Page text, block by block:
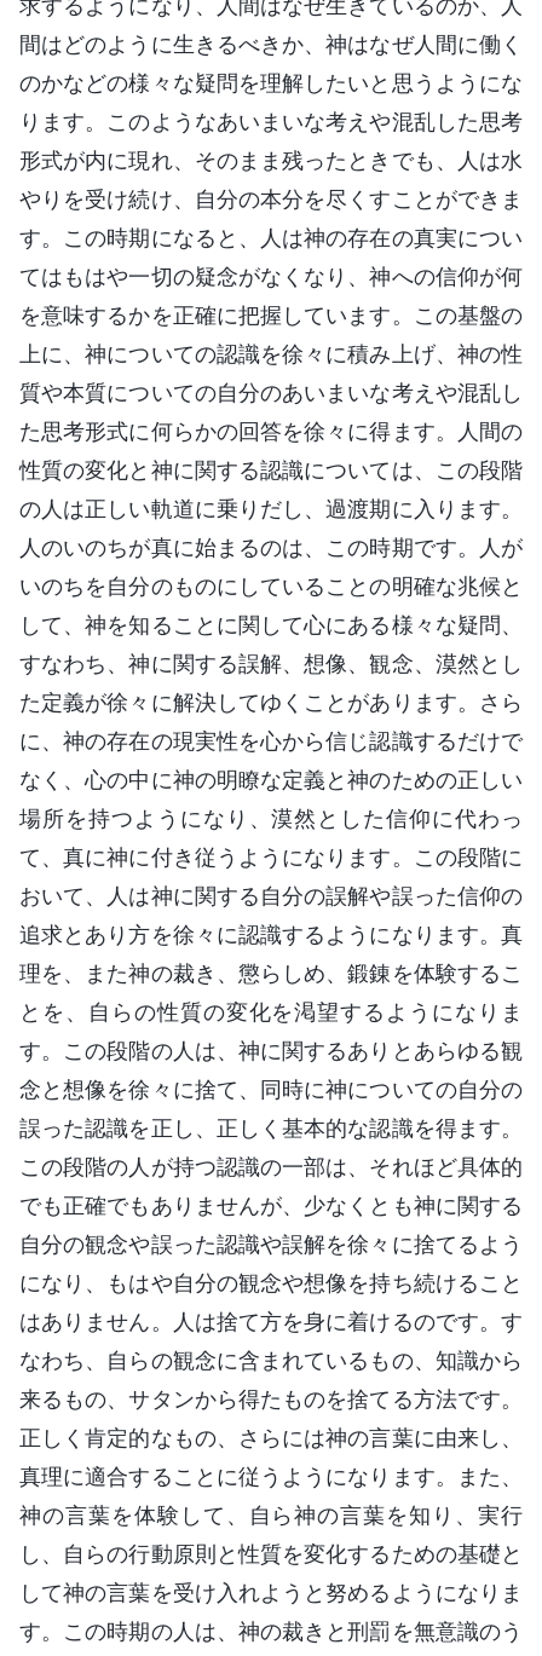
求するようになり、人間はなぜ生きているのか、人
間はどのように生きるべきか、神はなぜ人間に働く
のかなどの様々な疑問を理解したいと思うようにな
ります。このようなあいまいな考えや混乱した思考
形式が内に現れ、そのまま残ったときでも、人は水
やりを受け続け、自分の本分を尽くすことができま
す。この時期になると、人は神の存在の真実につい
てはもはや一切の疑念がなくなり、神への信仰が何
を意味するかを正確に把握しています。この基盤の
上に、神についての認識を徐々に積み上げ、神の性
質や本質についての自分のあいまいな考えや混乱し
た思考形式に何らかの回答を徐々に得ます。人間の
性質の変化と神に関する認識については、この段階
の人は正しい軌道に乗りだし、過渡期に入ります。
人のいのちが真に始まるのは、この時期です。人が
いのちを自分のものにしていることの明確な兆候と
して、神を知ることに関して心にある様々な疑問、
すなわち、神に関する誤解、想像、観念、漠然とし
た定義が徐々に解決してゆくことがあります。さら
に、神の存在の現実性を心から信じ認識するだけで
なく、心の中に神の明瞭な定義と神のための正しい
場所を持つようになり、漠然とした信仰に代わっ
て、真に神に付き従うようになります。この段階に
おいて、人は神に関する自分の誤解や誤った信仰の
追求とあり方を徐々に認識するようになります。真
理を、また神の裁き、懲らしめ、鍛錬を体験するこ
とを、自らの性質の変化を渇望するようになりま
す。この段階の人は、神に関するありとあらゆる観
念と想像を徐々に捨て、同時に神についての自分の
誤った認識を正し、正しく基本的な認識を得ます。
この段階の人が持つ認識の一部は、それほど具体的
でも正確でもありませんが、少なくとも神に関する
自分の観念や誤った認識や誤解を徐々に捨てるよう
になり、もはや自分の観念や想像を持ち続けること
はありません。人は捨て方を身に着けるのです。す
なわち、自らの観念に含まれているもの、知識から
来るもの、サタンから得たものを捨てる方法です。
正しく肯定的なもの、さらには神の言葉に由来し、
真理に適合することに従うようになります。また、
神の言葉を体験して、自ら神の言葉を知り、実行
し、自らの行動原則と性質を変化するための基礎と
して神の言葉を受け入れようと努めるようになりま
す。この時期の人は、神の裁きと刑罰を無意識のう